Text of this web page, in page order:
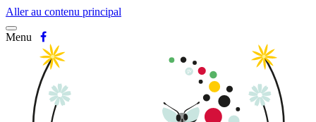
Aller au contenu principal
Menu